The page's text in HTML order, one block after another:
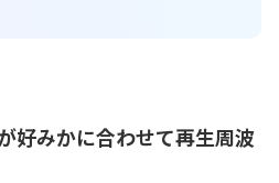
好みかに合わせて再生周波